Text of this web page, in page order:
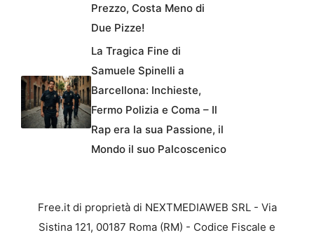
Prezzo, Costa Meno di
Due Pizze!
La Tragica Fine di
Samuele Spinelli a
Barcellona: Inchieste,
Fermo Polizia e Coma – Il
Rap era la sua Passione, il
Mondo il suo Palcoscenico
Free.it di proprietà di NEXTMEDIAWEB SRL - Via
Sistina 121, 00187 Roma (RM) - Codice Fiscale e